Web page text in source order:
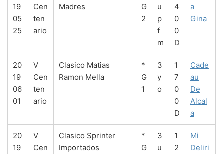
19
05
25
Cen
ten
ario
Madres
G
2
u
p
f
m
4
0
0
D
a
Gina
20
19
06
01
V
Cen
ten
ario
Clasico Matias
Ramon Mella
*
G
1
3
y
o
1
7
0
0
D
Cade
au
De
Alcal
a
20
19
V
Cen
Clasico Sprinter
Importados
*
G
3
u
1
2
Mi
Deliri